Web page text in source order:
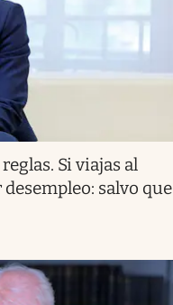
Si viajas al
salvo que